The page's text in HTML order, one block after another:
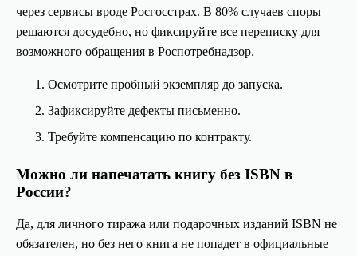
через сервисы вроде Росгосстрах. В 80% случаев споры
решаются досудебно, но фиксируйте все переписку для
возможного обращения в Роспотребнадзор.
Осмотрите пробный экземпляр до запуска.
Зафиксируйте дефекты письменно.
Требуйте компенсацию по контракту.
Можно ли напечатать книгу без ISBN в
России?
Да, для личного тиража или подарочных изданий ISBN не
обязателен, но без него книга не попадет в официальные